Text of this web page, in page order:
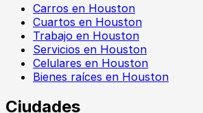
Carros en Houston
Cuartos en Houston
Trabajo en Houston
Servicios en Houston
Celulares en Houston
Bienes raíces en Houston
Ciudades